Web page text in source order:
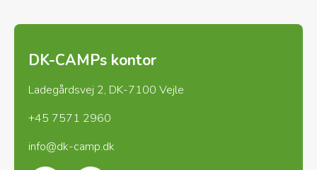
DK-CAMPs kontor
Ladegårdsvej 2, DK-7100 Vejle
+45 7571 2960
info@dk-camp.dk